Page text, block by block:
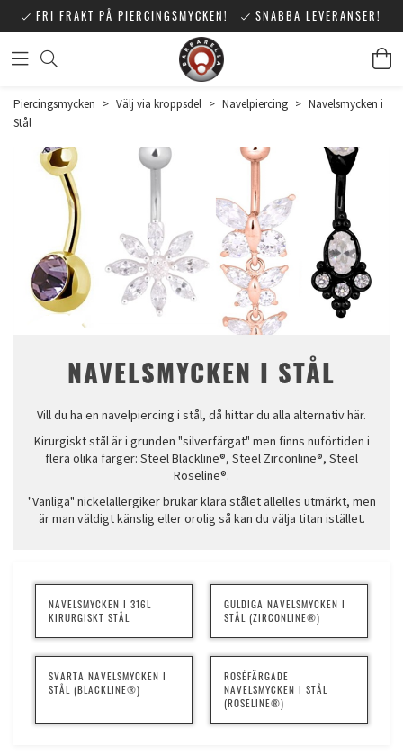
FRI FRAKT PÅ PIERCINGSMYCKEN! SNABBA LEVERANSER!
Piercingsmycken > Välj via kroppsdel > Navelpiercing > Navelsmycken i
Stål
NAVELSMYCKEN I STÅL
Vill du ha en navelpiercing i stål, då hittar du alla alternativ här.
Kirurgiskt stål är i grunden "silverfärgat" men finns nuförtiden i
flera olika färger: Steel Blackline®, Steel Zirconline®, Steel
Roseline®.
"Vanliga" nickelallergiker brukar klara stålet allelles utmärkt, men
är man väldigt känslig eller orolig så kan du välja titan istället.
NAVELSMYCKEN I 316L
KIRURGISKT STÅL
GULDIGA NAVELSMYCKEN I
STÅL (ZIRCONLINE®)
SVARTA NAVELSMYCKEN I
STÅL (BLACKLINE®)
ROSÉFÄRGADE
NAVELSMYCKEN I STÅL
(ROSELINE®)